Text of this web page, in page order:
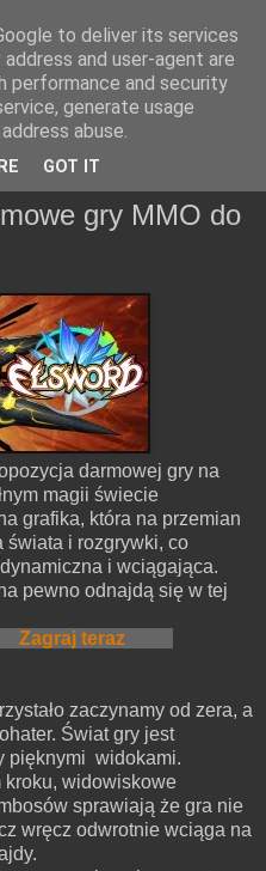
gry MMO do
darmowej gry na
magii świecie
grafika, która na przemian
świata i rozgrywki, co
i wciągająca.
pewno odnajdą się w tej
Zagraj teraz
zaczynamy od zera, a
Świat gry jest
pięknymi widokami.
kroku, widowiskowe
sprawiają że gra nie
wręcz odwrotnie wciąga na
to deliver its services
and user-agent are
performance and security
generate usage
abuse.
GOT IT